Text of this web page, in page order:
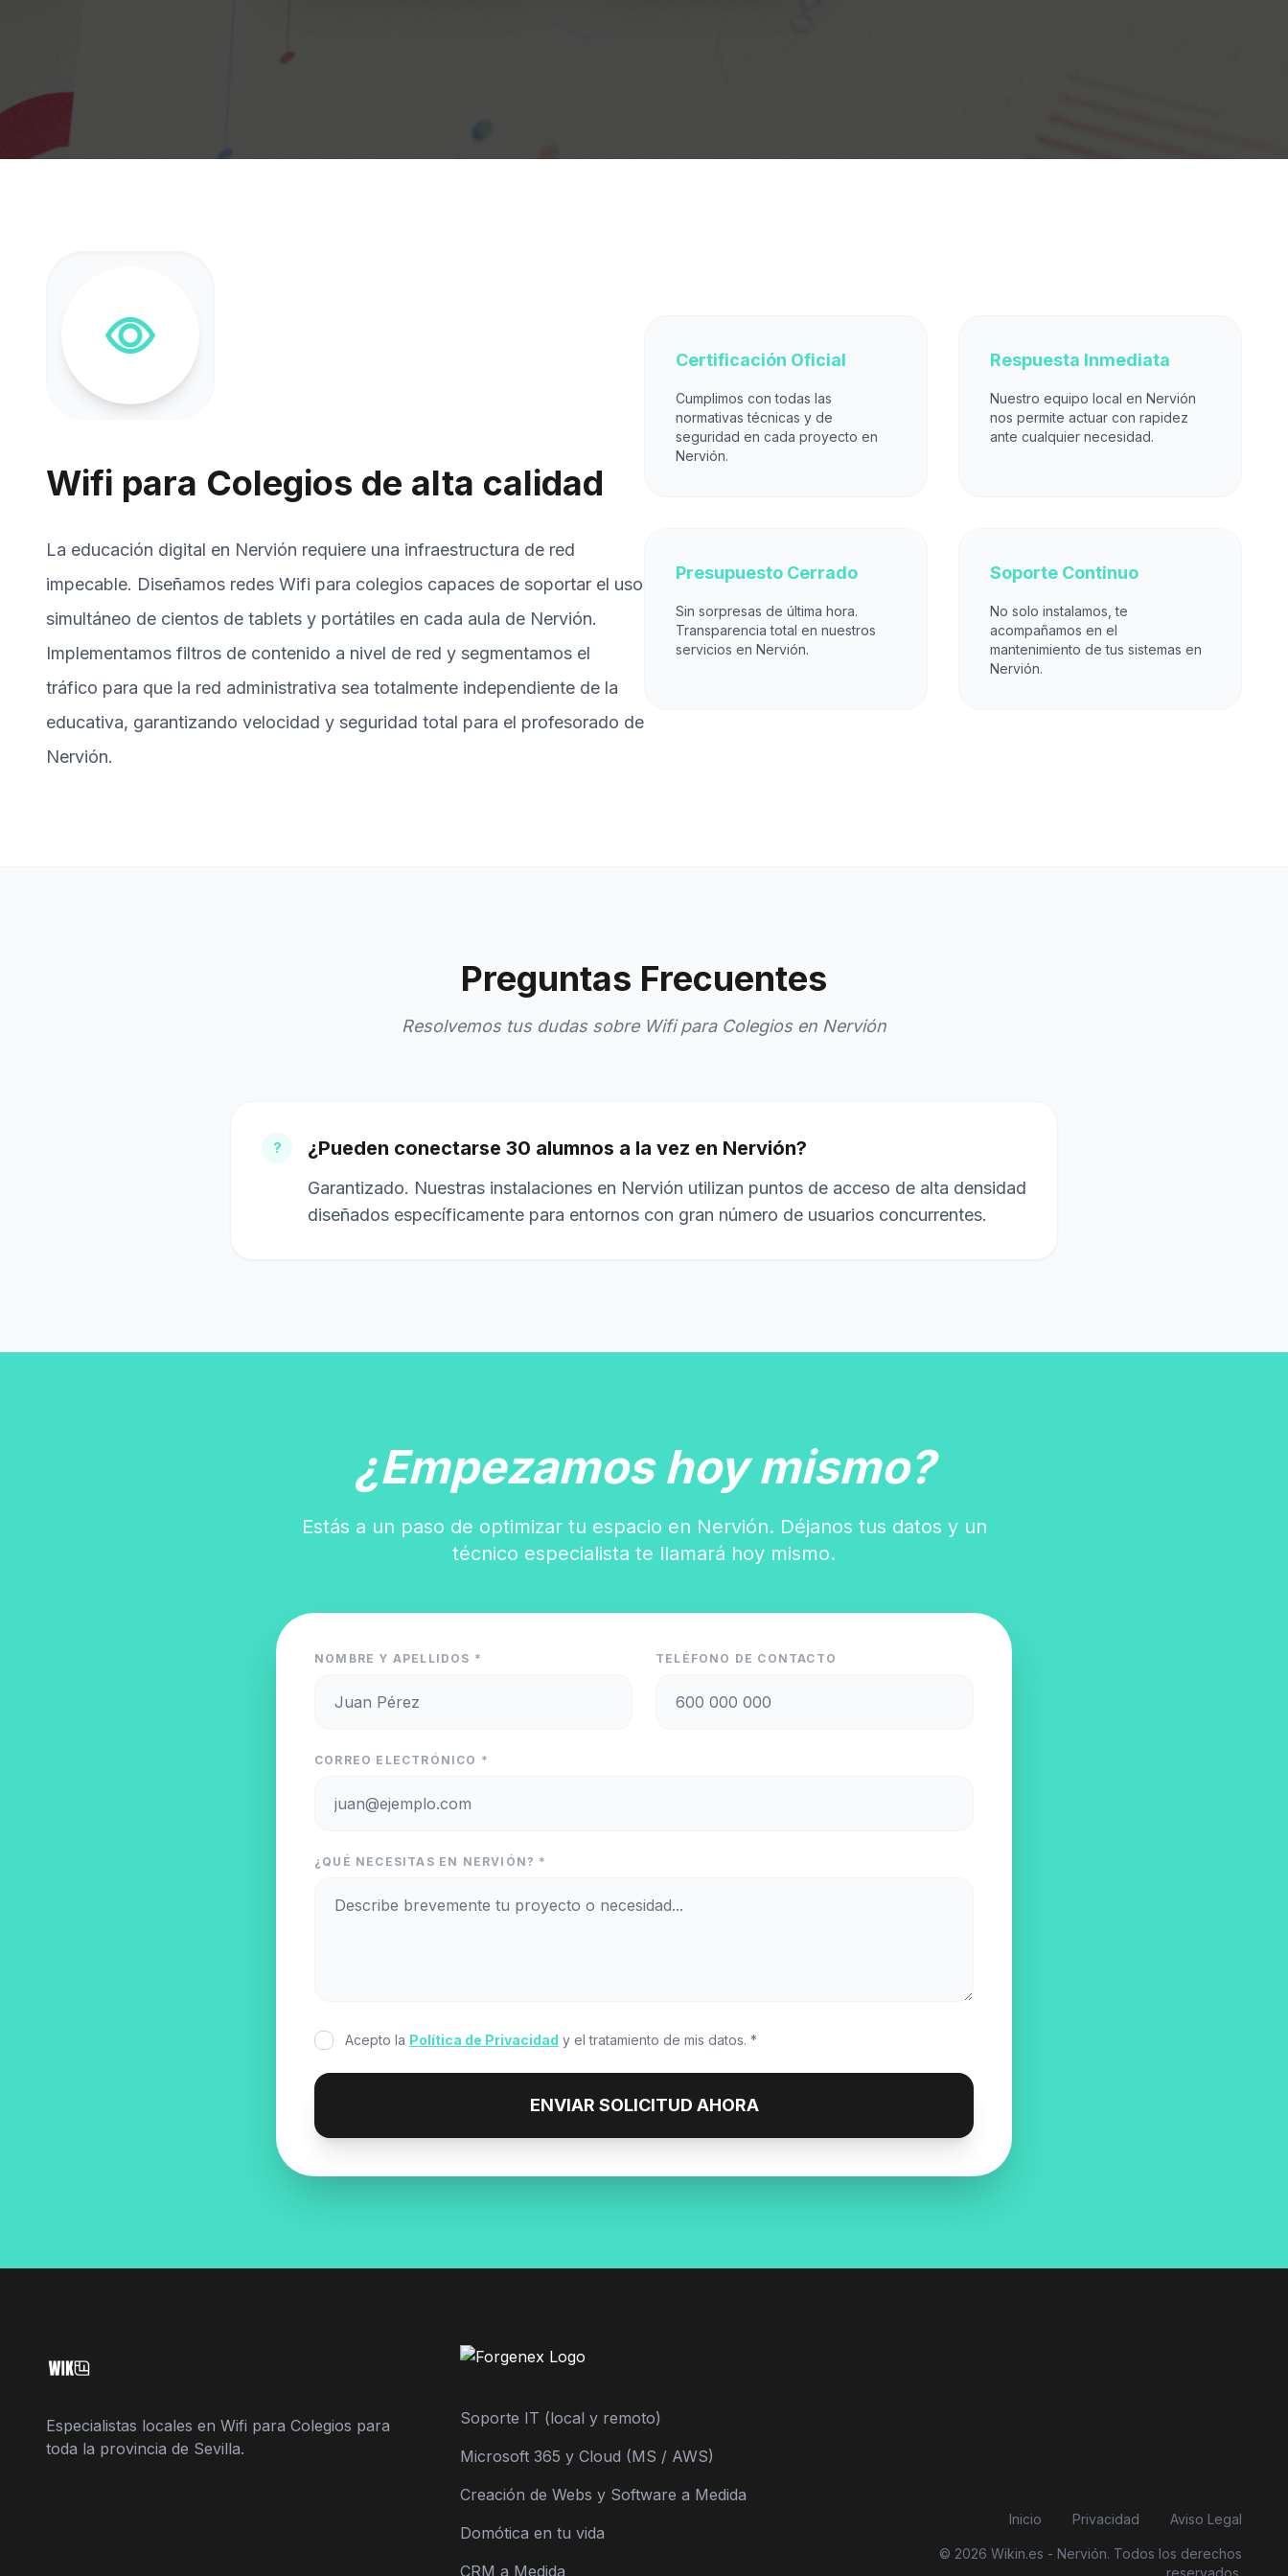
Wifi para Colegios de alta calidad
La educación digital en Nervión requiere una infraestructura de red
impecable. Diseñamos redes Wifi para colegios capaces de soportar el uso
simultáneo de cientos de tablets y portátiles en cada aula de Nervión.
Implementamos filtros de contenido a nivel de red y segmentamos el
tráfico para que la red administrativa sea totalmente independiente de la
educativa, garantizando velocidad y seguridad total para el profesorado de
Nervión.
Certificación Oficial
Cumplimos con todas las
normativas técnicas y de
seguridad en cada proyecto en
Nervión.
Respuesta Inmediata
Nuestro equipo local en Nervión
nos permite actuar con rapidez
ante cualquier necesidad.
Presupuesto Cerrado
Sin sorpresas de última hora.
Transparencia total en nuestros
servicios en Nervión.
Soporte Continuo
No solo instalamos, te
acompañamos en el
mantenimiento de tus sistemas en
Nervión.
Preguntas Frecuentes
Resolvemos tus dudas sobre Wifi para Colegios en Nervión
? ¿Pueden conectarse 30 alumnos a la vez en Nervión?
Garantizado. Nuestras instalaciones en Nervión utilizan puntos de acceso de alta densidad
diseñados específicamente para entornos con gran número de usuarios concurrentes.
¿Empezamos hoy mismo?
Estás a un paso de optimizar tu espacio en Nervión. Déjanos tus datos y un
técnico especialista te llamará hoy mismo.
NOMBRE Y APELLIDOS * TELÉFONO DE CONTACTO
CORREO ELECTRÓNICO *
¿QUÉ NECESITAS EN NERVIÓN? *
Acepto la Política de Privacidad y el tratamiento de mis datos. *
ENVIAR SOLICITUD AHORA
Especialistas locales en Wifi para Colegios para
toda la provincia de Sevilla.
Soporte IT (local y remoto)
Microsoft 365 y Cloud (MS / AWS)
Creación de Webs y Software a Medida
Domótica en tu vida
CRM a Medida
Inicio Privacidad Aviso Legal
© 2026 Wikin.es - Nervión. Todos los derechos
reservados.